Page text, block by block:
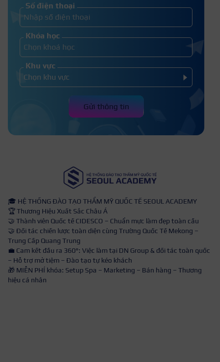
học cực kỳ đơn giản
Số điện thoại
Khóa học
Khu vực
Gửi thông tin
🎓 HỆ THỐNG ĐÀO TẠO THẨM MỸ QUỐC TẾ SEOUL ACADEMY
🏆 Thương Hiệu Xuất Sắc Châu Á
🤝 Thành viên Quốc tế CIDESCO – Chuẩn mực làm đẹp toàn cầu
🤝 Đối tác chiến lược toàn diện cùng Trường Quốc Tế Mekong –
Trung Cấp Quang Trung
💼 Cam kết đầu ra 360°: Việc làm tại DN Group & đối tác toàn quốc
– Hỗ trợ mở tiệm – Đào tạo tự kéo khách
🎁 MIỄN PHÍ khóa: Setup Spa – Marketing – Bán hàng – Thương
hiệu cá nhân